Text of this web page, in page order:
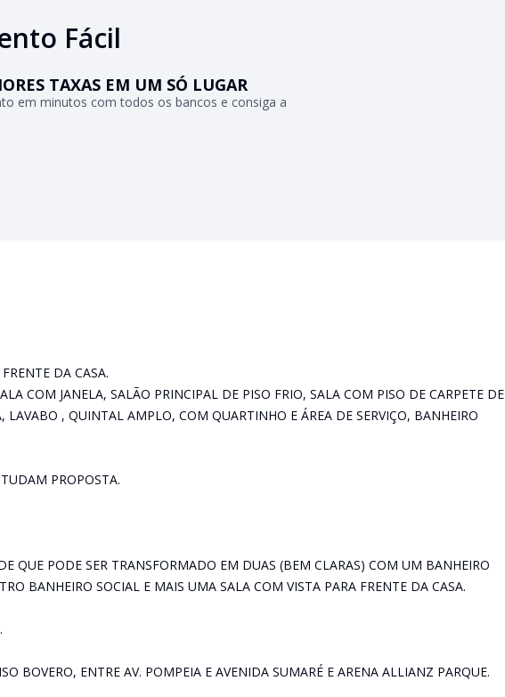
Fácil
TAXAS EM UM SÓ LUGAR
em minutos com todos os bancos e consiga a
DA CASA.
COM JANELA, SALÃO PRINCIPAL DE PISO FRIO, SALA COM PISO DE CARPETE DE
LAVABO , QUINTAL AMPLO, COM QUARTINHO E ÁREA DE SERVIÇO, BANHEIRO
PROPOSTA.
QUE PODE SER TRANSFORMADO EM DUAS (BEM CLARAS) COM UM BANHEIRO
BANHEIRO SOCIAL E MAIS UMA SALA COM VISTA PARA FRENTE DA CASA.
BOVERO, ENTRE AV. POMPEIA E AVENIDA SUMARÉ E ARENA ALLIANZ PARQUE.